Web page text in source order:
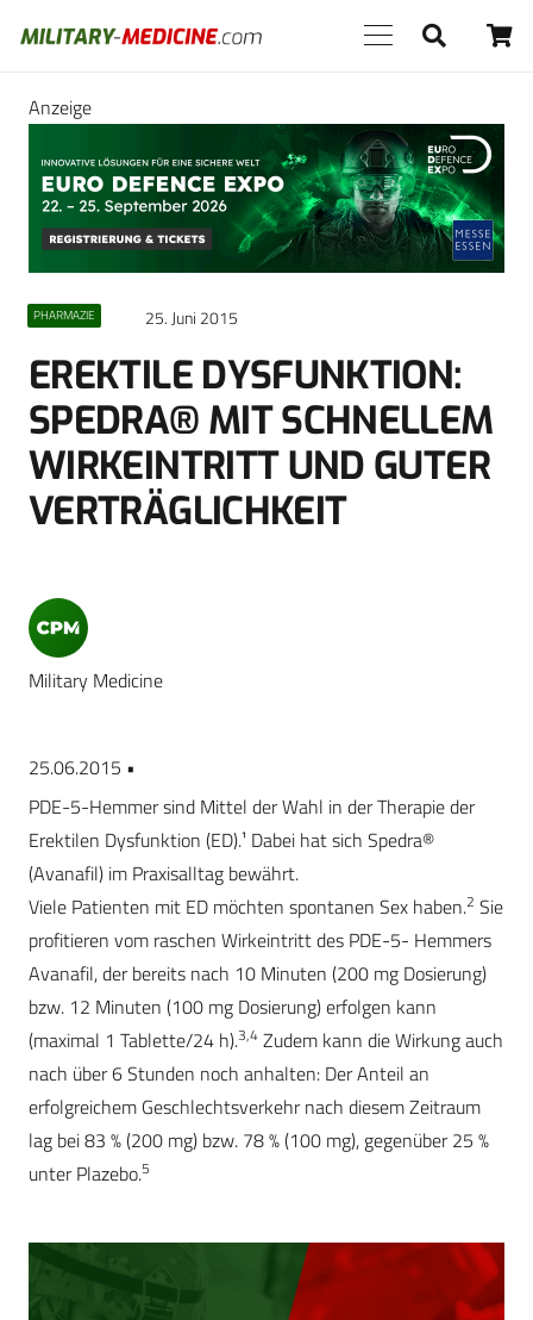
Anzeige
PHARMAZIE 25. Juni 2015
EREKTILE DYSFUNKTION:
SPEDRA® MIT SCHNELLEM
WIRKEINTRITT UND GUTER
VERTRÄGLICHKEIT
Military Medicine
25.06.2015 •
PDE-5-Hemmer sind Mittel der Wahl in der Therapie der
Erektilen Dysfunktion (ED).¹ Dabei hat sich Spedra®
(Avanafil) im Praxisalltag bewährt.
Viele Patienten mit ED möchten spontanen Sex haben.2 Sie
profitieren vom raschen Wirkeintritt des PDE-5- Hemmers
Avanafil, der bereits nach 10 Minuten (200 mg Dosierung)
bzw. 12 Minuten (100 mg Dosierung) erfolgen kann
(maximal 1 Tablette/24 h).3,4 Zudem kann die Wirkung auch
nach über 6 Stunden noch anhalten: Der Anteil an
erfolgreichem Geschlechtsverkehr nach diesem Zeitraum
lag bei 83 % (200 mg) bzw. 78 % (100 mg), gegenüber 25 %
unter Plazebo.5